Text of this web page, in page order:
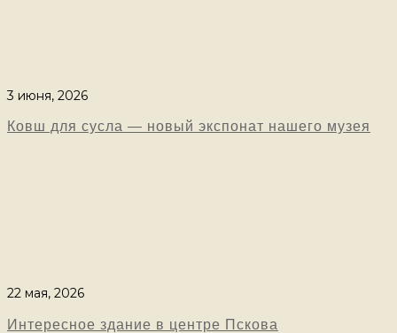
3 июня, 2026
Ковш для сусла — новый экспонат нашего музея
22 мая, 2026
Интересное здание в центре Пскова